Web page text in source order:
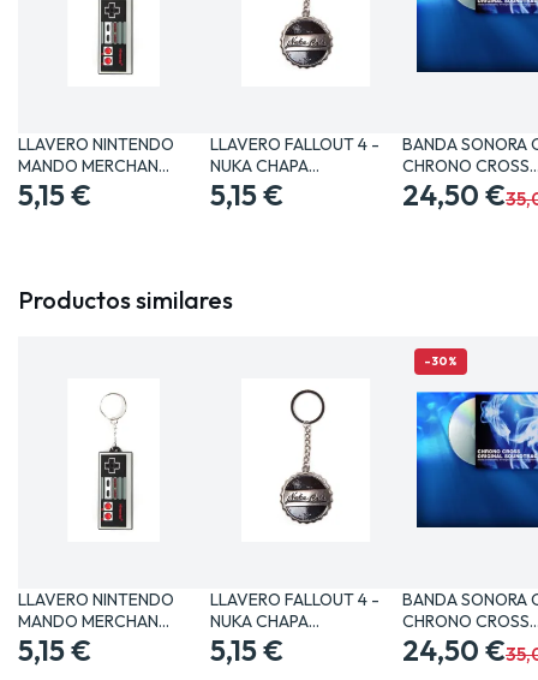
LLAVERO NINTENDO
MANDO MERCHAN
VIDEOJUEGOS…
5,15 €
LLAVERO FALLOUT 4 -
NUKA CHAPA
MERCHANDISING…
5,15 €
BANDA SONORA
CHRONO CROSS
24,50 €
Productos similares
LLAVERO NINTENDO
MANDO MERCHAN
VIDEOJUEGOS…
5,15 €
LLAVERO FALLOUT 4 -
NUKA CHAPA
MERCHANDISING…
5,15 €
-30%
BANDA SONORA
CHRONO CROSS
24,50 €